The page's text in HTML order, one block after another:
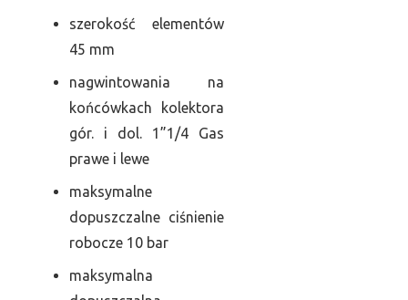
szerokość elementów
45 mm
nagwintowania na
końcówkach kolektora
gór. i dol. 1”1/4 Gas
prawe i lewe
maksymalne
dopuszczalne ciśnienie
robocze 10 bar
maksymalna